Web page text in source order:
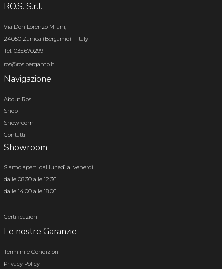
RO.S. S.r.l.
Via Don Lorenzo Milani, 1
24050 Zanica (Bergamo) – Italy
Tel. 035.670299
ros@ros.bergamo.it
Navigazione
About Ros
Shop
Showroom
Contatti
Showroom
Siamo aperti dal lunedì al venerdì
dalle 08.30 alle 12.30
dalle 14.00 alle 18.00
Certificazioni
Le nostre Garanzie
Termini e Condizioni
Privacy Policy